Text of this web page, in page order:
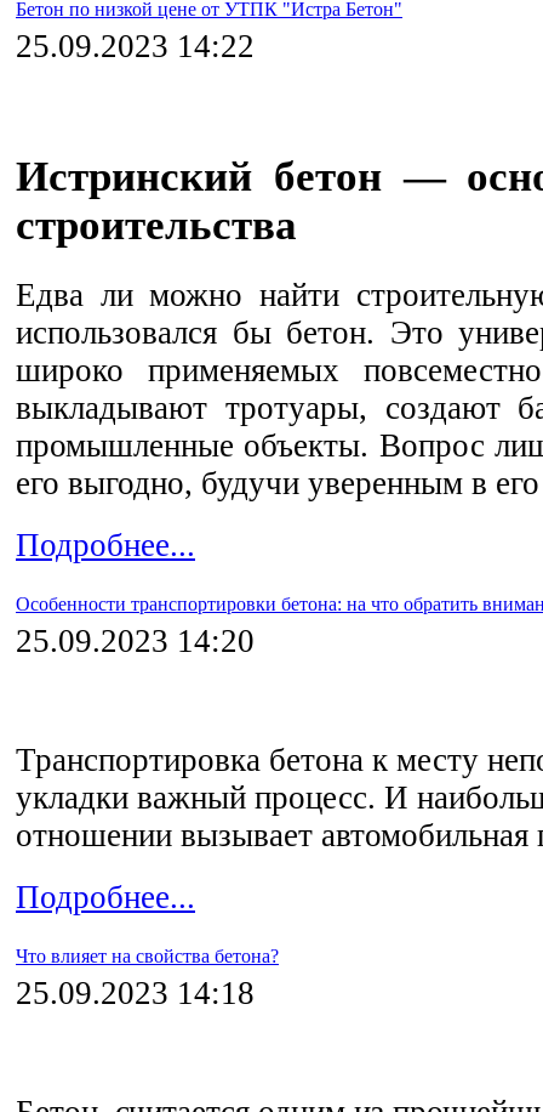
Бетон по низкой цене от УТПК "Истра Бетон"
25.09.2023 14:22
Истринский бетон —
строительства
Едва ли можно найти
использовался бы бетон. Это
широко применяемых
выкладывают тротуары, создают
промышленные объекты. Вопрос
его выгодно, будучи уверенным в его
Подробнее...
Особенности транспортировки бетона: на что обратить
25.09.2023 14:20
Транспортировка бетона к месту
укладки важный процесс. И
отношении вызывает автомобильная
Подробнее...
Что влияет на свойства бетона?
25.09.2023 14:18